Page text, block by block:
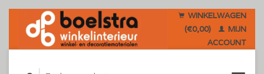
WINKELWAGEN
(€0,00)
MIJN
ACCOUNT